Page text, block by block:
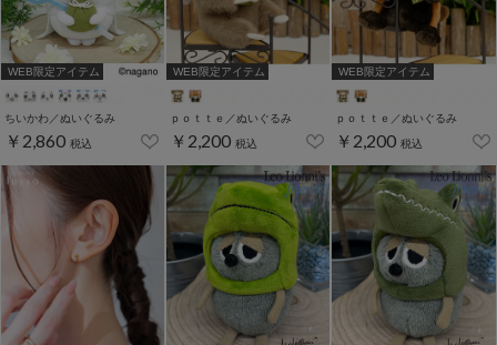
WEB限定アイテム
ちいかわ／ぬいぐるみ
￥2,860 税込
WEB限定アイテム
ｐｏｔｔｅ／ぬいぐるみ
￥2,200 税込
WEB限定アイテム
ｐｏｔｔｅ／ぬいぐるみ
￥2,200 税込